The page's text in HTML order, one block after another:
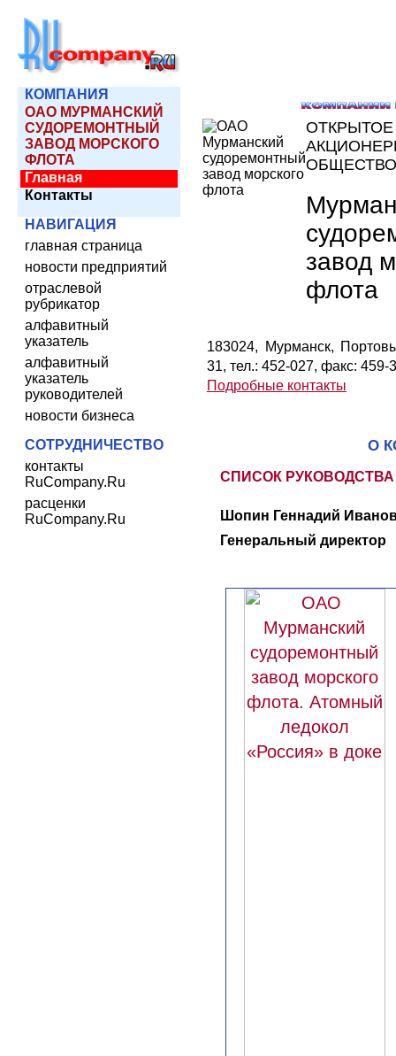
КОМПАНИЯ
ОАО МУРМАНСКИЙ
СУДОРЕМОНТНЫЙ
ЗАВОД МОРСКОГО
ФЛОТА
Главная
Контакты
НАВИГАЦИЯ
главная страница
новости предприятий
отраслевой
рубрикатор
алфавитный
указатель
алфавитный
указатель
руководителей
новости бизнеса
СОТРУДНИЧЕСТВО
контакты
RuCompany.Ru
расценки
RuCompany.Ru
ОТКРЫТОЕ
ОБЩЕСТВО
завод
флота
183024, Мурманск,
31, тел.: 452-027, факс: 459-
Подробные контакты
О
СПИСОК РУКОВОДСТВА
Шопин Геннадий
Генеральный директор